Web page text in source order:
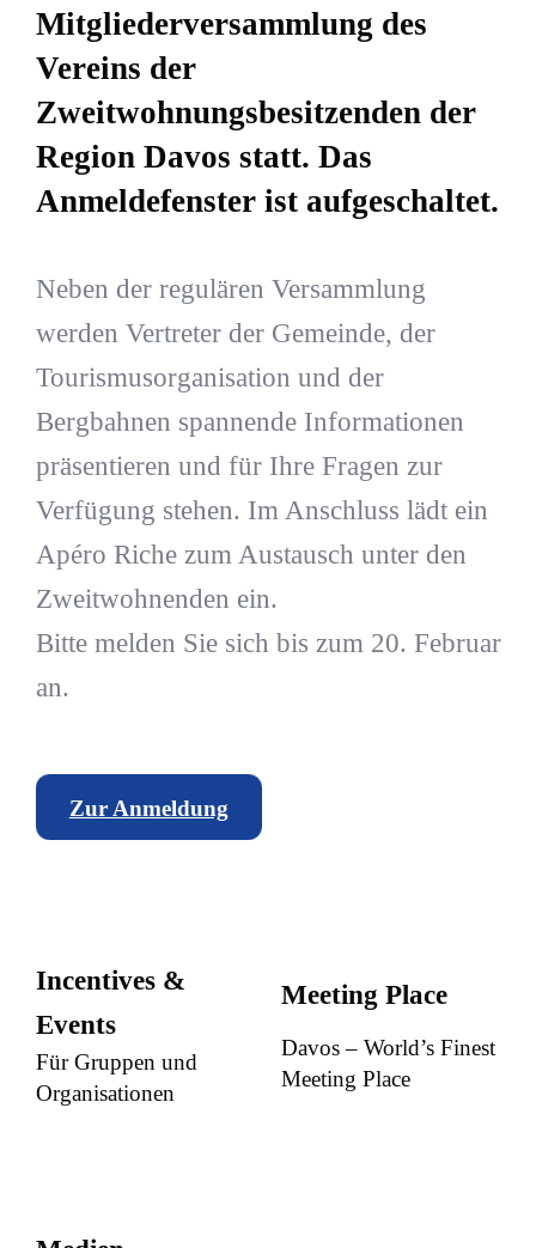
Mitgliederversammlung des
Vereins der
Zweitwohnungsbesitzenden der
Region Davos statt. Das
Anmeldefenster ist aufgeschaltet.
Neben der regulären Versammlung
werden Vertreter der Gemeinde, der
Tourismusorganisation und der
Bergbahnen spannende Informationen
präsentieren und für Ihre Fragen zur
Verfügung stehen. Im Anschluss lädt ein
Apéro Riche zum Austausch unter den
Zweitwohnenden ein.
Bitte melden Sie sich bis zum 20. Februar
an.
Zur Anmeldung
Incentives &
Events
Für Gruppen und
Organisationen
Meeting Place
Davos – World’s Finest
Meeting Place